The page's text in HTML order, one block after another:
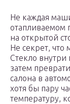
Не каждая
отапливаемом
на открытой
Не секрет, что
Стекло внутри
затем
салона в
хотя бы пару
температуру,